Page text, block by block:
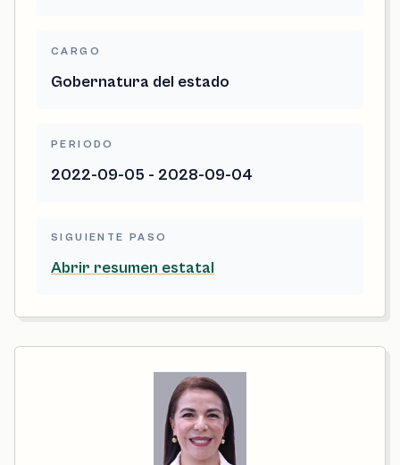
CARGO
Gobernatura del estado
PERIODO
2022-09-05 - 2028-09-04
SIGUIENTE PASO
Abrir resumen estatal